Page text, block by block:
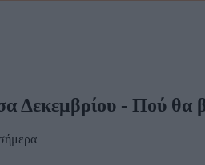
Δεκεμβρίου - Πού θα